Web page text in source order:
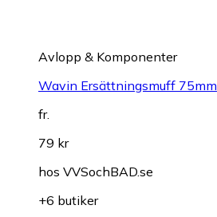
Avlopp & Komponenter
Wavin Ersättningsmuff 75mm
fr.
79 kr
hos VVSochBAD.se
+6 butiker